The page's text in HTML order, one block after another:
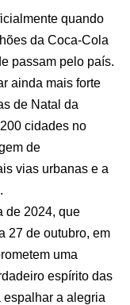
quando
da Coca-Cola
passam pelo país.
ainda mais forte
de Natal da
cidades no
de
vias urbanas e a
de 2024, que
27 de outubro, em
uma
espírito das
a alegria